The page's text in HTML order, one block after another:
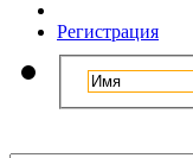
Регистрация